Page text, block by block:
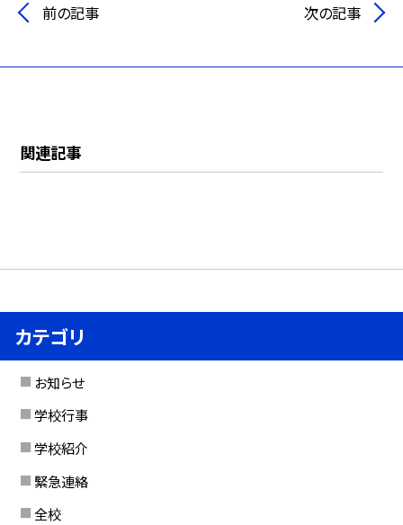
前の記事 次の記事
関連記事
カテゴリ
お知らせ
学校行事
学校紹介
緊急連絡
全校